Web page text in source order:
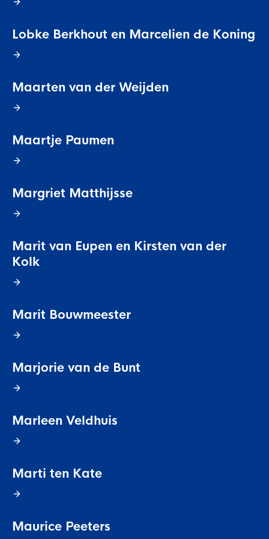
Lobke Berkhout en Marcelien de Koning
Maarten van der Weijden
Maartje Paumen
Margriet Matthijsse
Marit van Eupen en Kirsten van der
Kolk
Marit Bouwmeester
Marjorie van de Bunt
Marleen Veldhuis
Marti ten Kate
Maurice Peeters